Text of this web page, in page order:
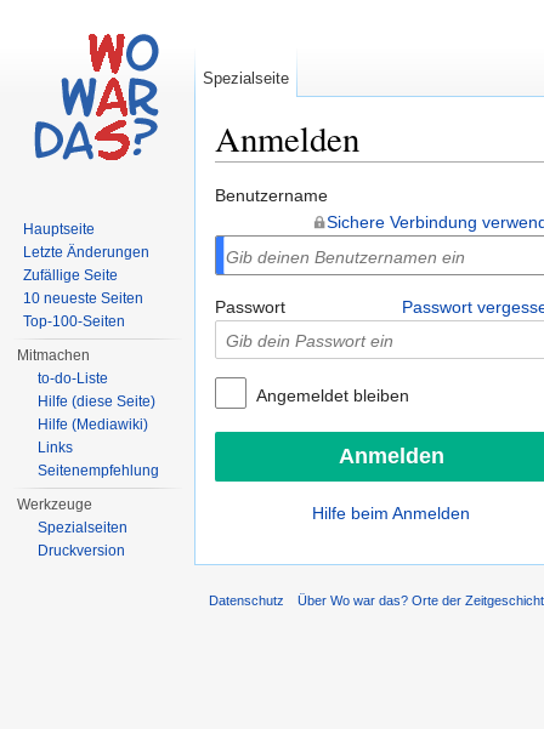
Anmelden
Benutzername
Sichere Verbindung
Passwort Passwort
Angemeldet bleiben
Hilfe beim Anmelden
Spezialseite
Hauptseite
Letzte Änderungen
Zufällige Seite
10 neueste Seiten
Top-100-Seiten
Mitmachen
to-do-Liste
Hilfe (diese Seite)
Hilfe (Mediawiki)
Links
Seitenempfehlung
Werkzeuge
Spezialseiten
Druckversion
Datenschutz Über Wo war das? Orte der